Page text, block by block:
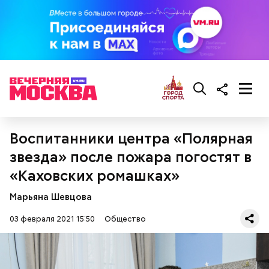
Воспитанники центра «Полярная
звезда» после пожара погостят в
«Каховских ромашках»
Марьяна Шевцова
03 февраля 2021 15:50 Общество
Николай-угодник и народный
календарь
Суп крестьянский
4 ст. ложки растительного масла;
соль, зелень укропа и петрушки, лавровый лист
по вкусу.